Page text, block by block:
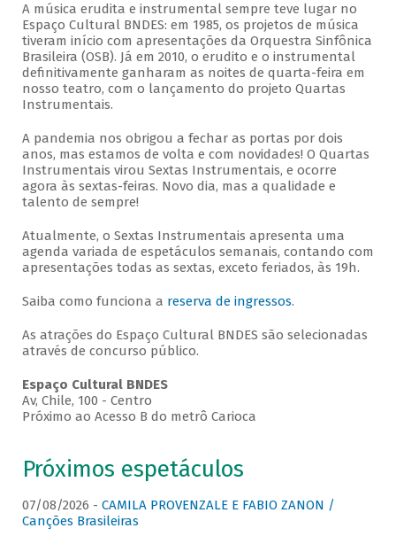
A música erudita e instrumental sempre teve lugar no
Espaço Cultural BNDES: em 1985, os projetos de música
tiveram início com apresentações da Orquestra Sinfônica
Brasileira (OSB). Já em 2010, o erudito e o instrumental
definitivamente ganharam as noites de quarta-feira em
nosso teatro, com o lançamento do projeto Quartas
Instrumentais.
A pandemia nos obrigou a fechar as portas por dois
anos, mas estamos de volta e com novidades! O Quartas
Instrumentais virou Sextas Instrumentais, e ocorre
agora às sextas-feiras. Novo dia, mas a qualidade e
talento de sempre!
Atualmente, o Sextas Instrumentais apresenta uma
agenda variada de espetáculos semanais, contando com
apresentações todas as sextas, exceto feriados, às 19h.
Saiba como funciona a reserva de ingressos.
As atrações do Espaço Cultural BNDES são selecionadas
através de concurso público.
Espaço Cultural BNDES
Av, Chile, 100 - Centro
Próximo ao Acesso B do metrô Carioca
Próximos espetáculos
07/08/2026 - CAMILA PROVENZALE E FABIO ZANON /
Canções Brasileiras